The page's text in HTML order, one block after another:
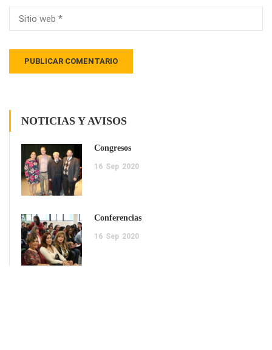
NOTICIAS Y AVISOS
Congresos
16 Sep 2020
Conferencias
16 Sep 2020